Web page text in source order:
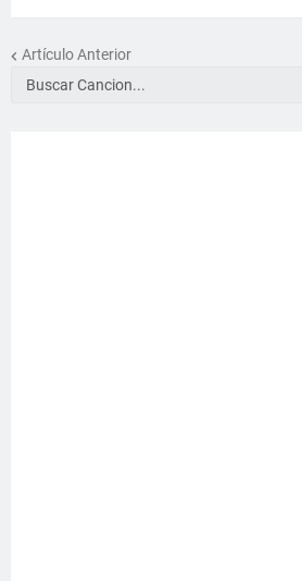
Artículo Anterior